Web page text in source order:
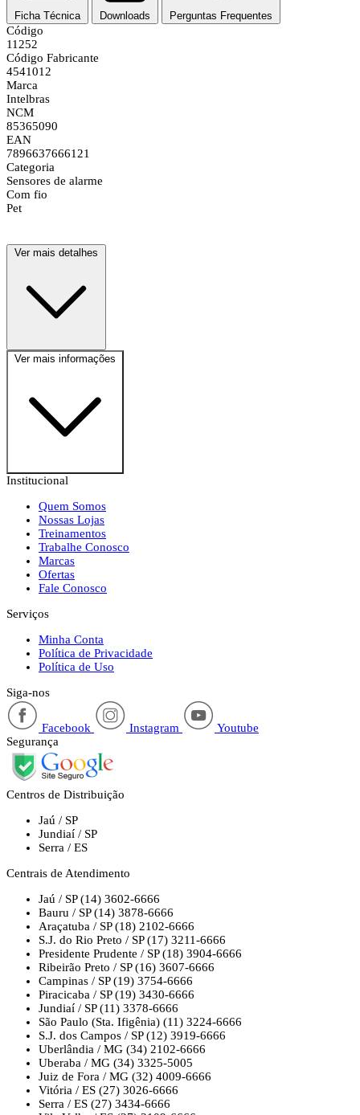
Ficha Técnica Downloads Perguntas Frequentes
Código
11252
Código Fabricante
4541012
Marca
Intelbras
NCM
85365090
EAN
7896637666121
Categoria
Sensores de alarme
Com fio
Pet
Ver mais detalhes
Ver mais informações
Institucional
Quem Somos
Nossas Lojas
Treinamentos
Trabalhe Conosco
Marcas
Ofertas
Fale Conosco
Serviços
Minha Conta
Política de Privacidade
Política de Uso
Siga-nos
Facebook Instagram
Youtube
Segurança
Centros de Distribuição
Jaú / SP
Jundiaí / SP
Serra / ES
Centrais de Atendimento
Jaú / SP (14) 3602-6666
Bauru / SP (14) 3878-6666
Araçatuba / SP (18) 2102-6666
S.J. do Rio Preto / SP (17) 3211-6666
Presidente Prudente / SP (18) 3904-6666
Ribeirão Preto / SP (16) 3607-6666
Campinas / SP (19) 3754-6666
Piracicaba / SP (19) 3430-6666
Jundiaí / SP (11) 3378-6666
São Paulo (Sta. Ifigênia) (11) 3224-6666
S.J. dos Campos / SP (12) 3919-6666
Uberlândia / MG (34) 2102-6666
Uberaba / MG (34) 3325-5005
Juiz de Fora / MG (32) 4009-6666
Vitória / ES (27) 3026-6666
Serra / ES (27) 3434-6666